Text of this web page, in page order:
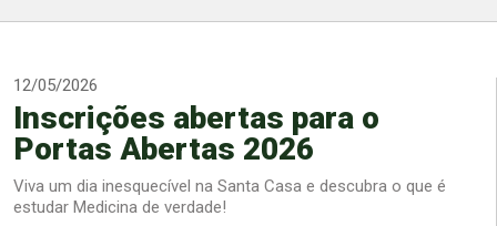
12/05/2026
Inscrições abertas para o
Portas Abertas 2026
Viva um dia inesquecível na Santa Casa e descubra o que é
estudar Medicina de verdade!